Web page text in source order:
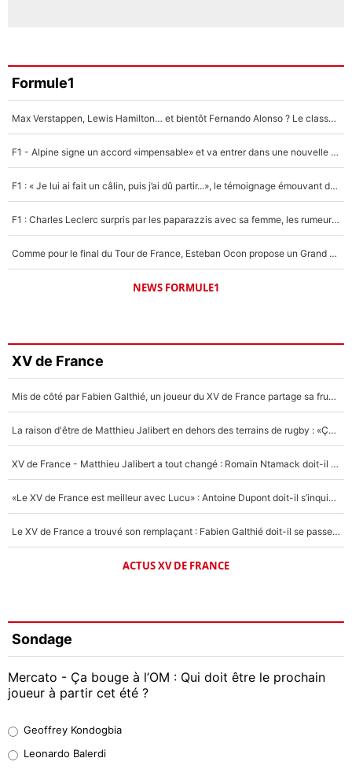
Formule1
Max Verstappen, Lewis Hamilton… et bientôt Fernando Alonso ? Le classement des pilotes les mieux payés en Formule 1 risque de changer !
F1 - Alpine signe un accord «impensable» et va entrer dans une nouvelle dimension : Grande nouvelle pour Pierre Gasly !
F1 : « Je lui ai fait un câlin, puis j’ai dû partir...», le témoignage émouvant de Max Verstappen sur sa fille
F1 : Charles Leclerc surpris par les paparazzis avec sa femme, les rumeurs étaient vraies !
Comme pour le final du Tour de France, Esteban Ocon propose un Grand Prix de Formule 1 à Paris : «Autour de l’Arc de Triomphe, ce serait génial» !
NEWS FORMULE1
XV de France
Mis de côté par Fabien Galthié, un joueur du XV de France partage sa frustration : «ils ne me l’ont pas dit tout de suite»
La raison d'être de Matthieu Jalibert en dehors des terrains de rugby : «Ça m'atteint autant que si tu touches à un membre de ma famille»
XV de France - Matthieu Jalibert a tout changé : Romain Ntamack doit-il s’inquiéter pour sa place à un an de la Coupe du monde ?
«Le XV de France est meilleur avec Lucu» : Antoine Dupont doit-il s’inquiéter pour sa place ?
Le XV de France a trouvé son remplaçant : Fabien Galthié doit-il se passer d'Antoine Dupont ?
ACTUS XV DE FRANCE
Sondage
Mercato - Ça bouge à l’OM : Qui doit être le prochain
joueur à partir cet été ?
38%
Geoffrey Kondogbia
Leonardo Balerdi